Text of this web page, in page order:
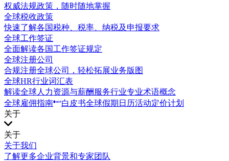
权威法规政策，随时随地掌握
全球税收政策
快速了解各国税种、税率、纳税及申报要求
全球工作签证
全面解读各国工作签证规定
全球注册公司
合规注册全球公司，轻松拓展业务版图
全球HR行业词汇表
解读全球人力资源与薪酬服务行业专业术语概念
全球雇佣指南
白皮书全球假期日历活动定价计划
关于
关于
关于我们
了解更多企业背景和专家团队